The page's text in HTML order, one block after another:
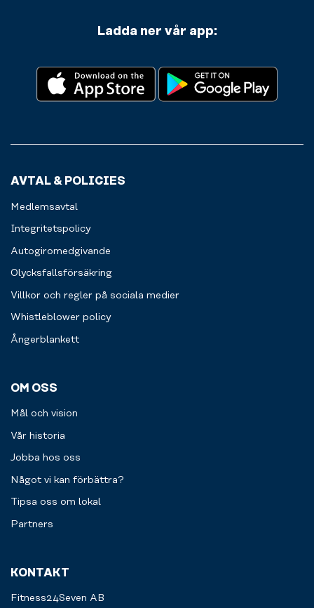
Ladda ner vår app:
AVTAL & POLICIES
Medlemsavtal
Integritetspolicy
Autogiromedgivande
Olycksfallsförsäkring
Villkor och regler på sociala medier
Whistleblower policy
Ångerblankett
OM OSS
Mål och vision
Vår historia
Jobba hos oss
Något vi kan förbättra?
Tipsa oss om lokal
Partners
KONTAKT
Fitness24Seven AB